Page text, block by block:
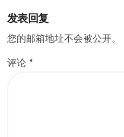
发表回复
您的邮箱地址不会被公开。
评论 *